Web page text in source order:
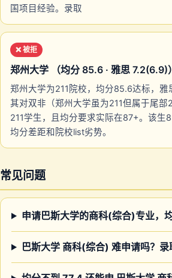
国项目经验。录取
❌ 被拒
郑州大学 （均分 85.6 · 雅思 7.2(6.9)）
郑州大学为211院校，均分85.6达标，
其对双非（郑州大学虽为211但属于尾
211学生，且均分要求实际在87+。该
均分差距和院校list劣势。
常见问题
申请巴斯大学的商科(综合)专业，
巴斯大学 商科(综合) 难申请吗？录